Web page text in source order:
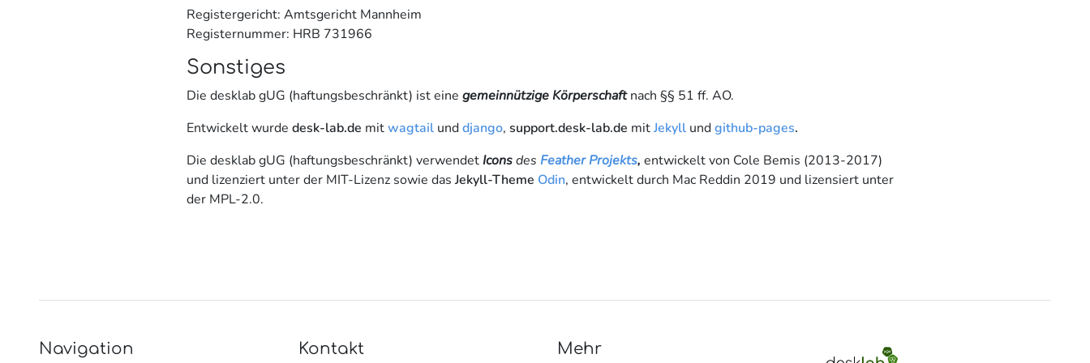
Registergericht: Amtsgericht Mannheim
Registernummer: HRB 731966
Sonstiges
Die desklab gUG (haftungsbeschränkt) ist eine gemeinnützige Körperschaftnach §§ 51 ff. AO.
Entwickelt wurde desk-lab.de mitwagtail unddjango, support.desk-lab.de mitJekyll undgithub-pages.
Die desklab gUG (haftungsbeschränkt) verwendet Iconsdes Feather Projekts, entwickelt von Cole Bemis (2013-2017)
und lizenziert unter der MIT-Lizenz sowie dasJekyll-Theme Odin, entwickelt durch Mac Reddin 2019 und lizensiert unter
der MPL-2.0.
Navigation Kontakt Mehr